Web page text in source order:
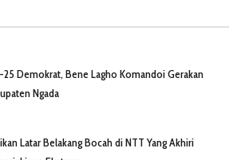
Demokrat, Bene Lagho Komandoi Gerakan
Ngada
Latar Belakang Bocah di NTT Yang Akhiri